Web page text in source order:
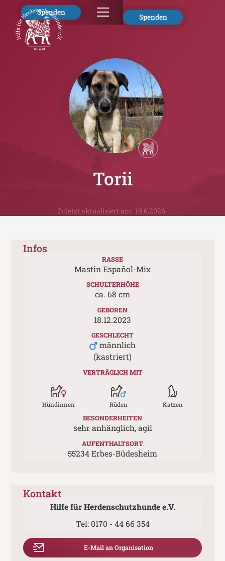
Spenden
Spenden
Torii
Zuletzt aktualisiert am: 19.6.2026
Infos
RASSE
Mastin Español-Mix
SCHULTERHÖHE
ca. 68 cm
GEBOREN
18.12.2023
GESCHLECHT
männlich
(kastriert)
VERTRÄGLICH MIT
Hündinnen Rüden Katzen
BESONDERHEITEN
sehr anhänglich, agil
AUFENTHALTSORT
55234 Erbes-Büdesheim
Kontakt
Hilfe für Herdenschutzhunde e.V.
Tel: 0170 - 44 66 354
E-Mail an Organisation